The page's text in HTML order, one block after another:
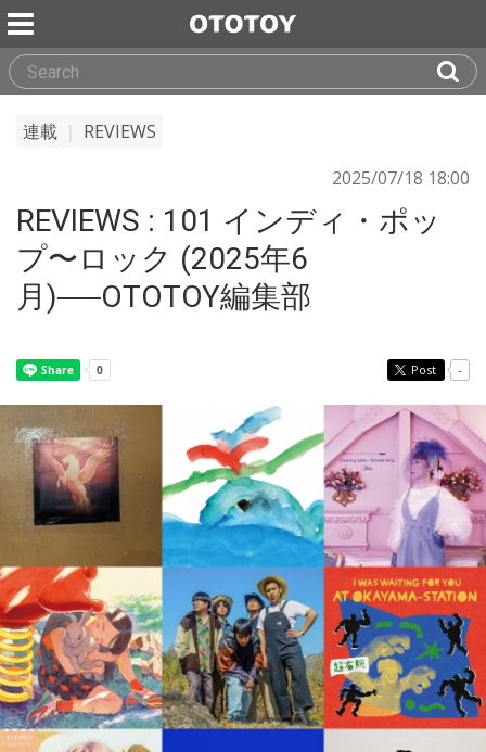
連載
REVIEWS
2025/07/18 18:00
REVIEWS : 101 インディ・ポッ
プ〜ロック (2025年6
月)──OTOTOY編集部
Post -